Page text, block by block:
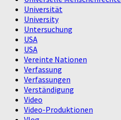
Universität
University
Untersuchung
USA
USA
Vereinte Nationen
Verfassung
Verfassungen
Verständigung
Video
Video-Produktionen